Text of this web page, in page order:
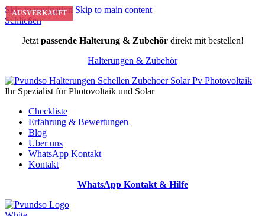
Skip to navigation Skip to main content
Schließen
Jetzt passende Halterung & Zubehördirekt mit bestellen!
Halterungen & Zubehör
Ihr Spezialist für Photovoltaik und Solar
Checkliste
Erfahrung & Bewertungen
Blog
Über uns
WhatsApp Kontakt
Kontakt
WhatsApp Kontakt & Hilfe
AUSVERKAUFT
AUSVERKAUFT